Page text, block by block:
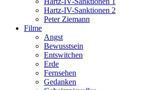
Hartz-IV-Sanktionen 2
Peter Ziemann
Filme
Angst
Bewusstsein
Entswitchen
Erde
Fernsehen
Gedanken